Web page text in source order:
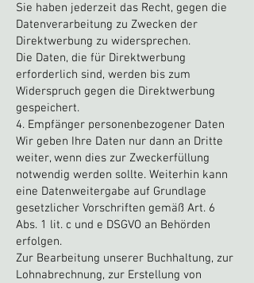
Sie haben jederzeit das Recht, gegen die
Datenverarbeitung zu Zwecken der
Direktwerbung zu widersprechen.
Die Daten, die für Direktwerbung
erforderlich sind, werden bis zum
Widerspruch gegen die Direktwerbung
gespeichert.
4. Empfänger personenbezogener Daten
Wir geben Ihre Daten nur dann an Dritte
weiter, wenn dies zur Zweckerfüllung
notwendig werden sollte. Weiterhin kann
eine Datenweitergabe auf Grundlage
gesetzlicher Vorschriften gemäß Art. 6
Abs. 1 lit. c und e DSGVO an Behörden
erfolgen.
Zur Bearbeitung unserer Buchhaltung, zur
Lohnabrechnung, zur Erstellung von